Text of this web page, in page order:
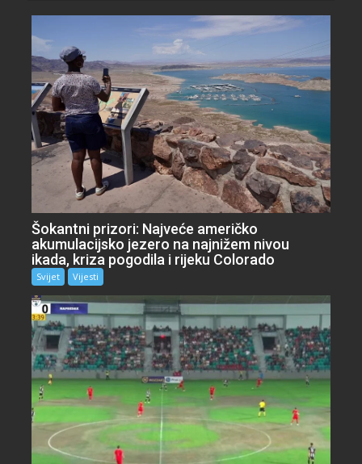
Šokantni prizori: Najveće američko
akumulacijsko jezero na najnižem nivou
ikada, kriza pogodila i rijeku Colorado
Svijet Vijesti